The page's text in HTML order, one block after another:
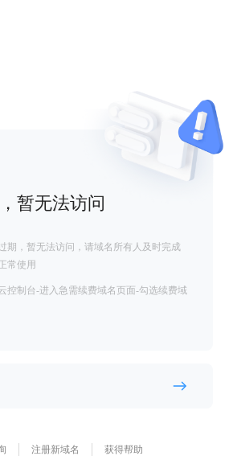
暂无法访问
期，暂无法访问，请域名所有人及时完成
常使用
控制台-进入急需续费域名页面-勾选续费域
注册新域名 获得帮助